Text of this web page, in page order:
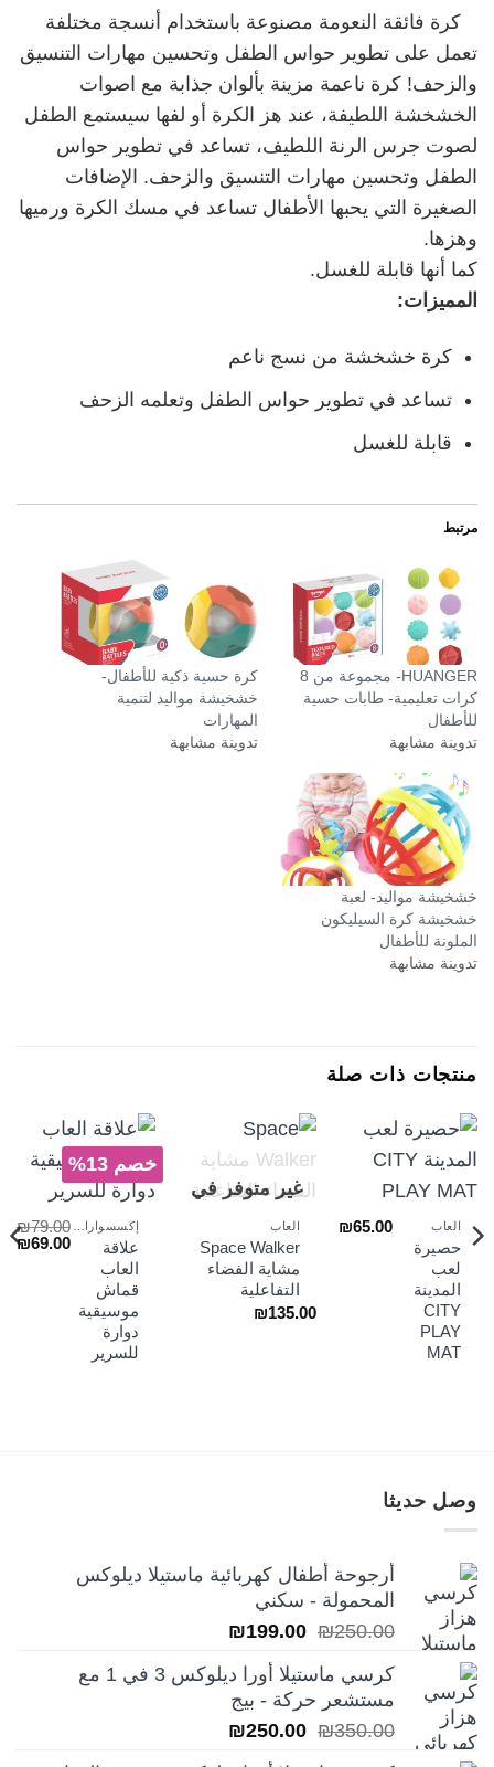
كرة فائقة النعومة مصنوعة باستخدام أنسجة مختلفة
تعمل على تطوير حواس الطفل وتحسين مهارات التنسيق
والزحف! كرة ناعمة مزينة بألوان جذابة مع اصوات
الخشخشة اللطيفة، عند هز الكرة أو لفها سيستمع الطفل
لصوت جرس الرنة اللطيف، تساعد في تطوير حواس
الطفل وتحسين مهارات التنسيق والزحف. الإضافات
الصغيرة التي يحبها الأطفال تساعد في مسك الكرة ورميها
وهزها.
كما أنها قابلة للغسل.
المميزات:
كرة خشخشة من نسج ناعم
تساعد في تطوير حواس الطفل وتعلمه الزحف
قابلة للغسل
مرتبط
HUANGER- مجموعة من 8
كرات تعليمية- طابات حسية
للأطفال
تدوينة مشابهة
كرة حسية ذكية للأطفال-
خشخيشة مواليد لتنمية
المهارات
تدوينة مشابهة
خشخيشة مواليد- لعبة
خشخيشة كرة السيليكون
الملونة للأطفال
تدوينة مشابهة
منتجات ذات صلة
العاب
حصيرة
لعب
المدينة
CITY
PLAY
MAT
₪65.00
غير متوفر في
العاب
Space Walker
مشاية الفضاء
التفاعلية
₪135.00
خصم 13%
علاقة
العاب
قماش
موسيقية
دوارة
للسرير
₪79.00
السعر₪69.00
وصل حديثا
أرجوحة أطفال كهربائية ماستيلا ديلوكس
المحمولة - سكني
₪250.00
السعر
هو:
₪250.00.
₪199.00
هو:
كرسي ماستيلا أورا ديلوكس 3 في 1 مع
مستشعر حركة - بيج
₪350.00
السعر ₪250.00